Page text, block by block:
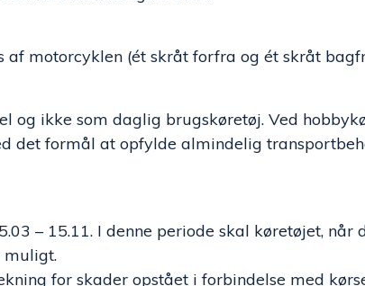
motorcyklen (ét skråt forfra og ét skråt
og ikke som daglig brugskøretøj. Ved
det formål at opfylde almindelig
– 15.11. I denne periode skal køretøjet,
muligt.
for skader opstået i forbindelse med